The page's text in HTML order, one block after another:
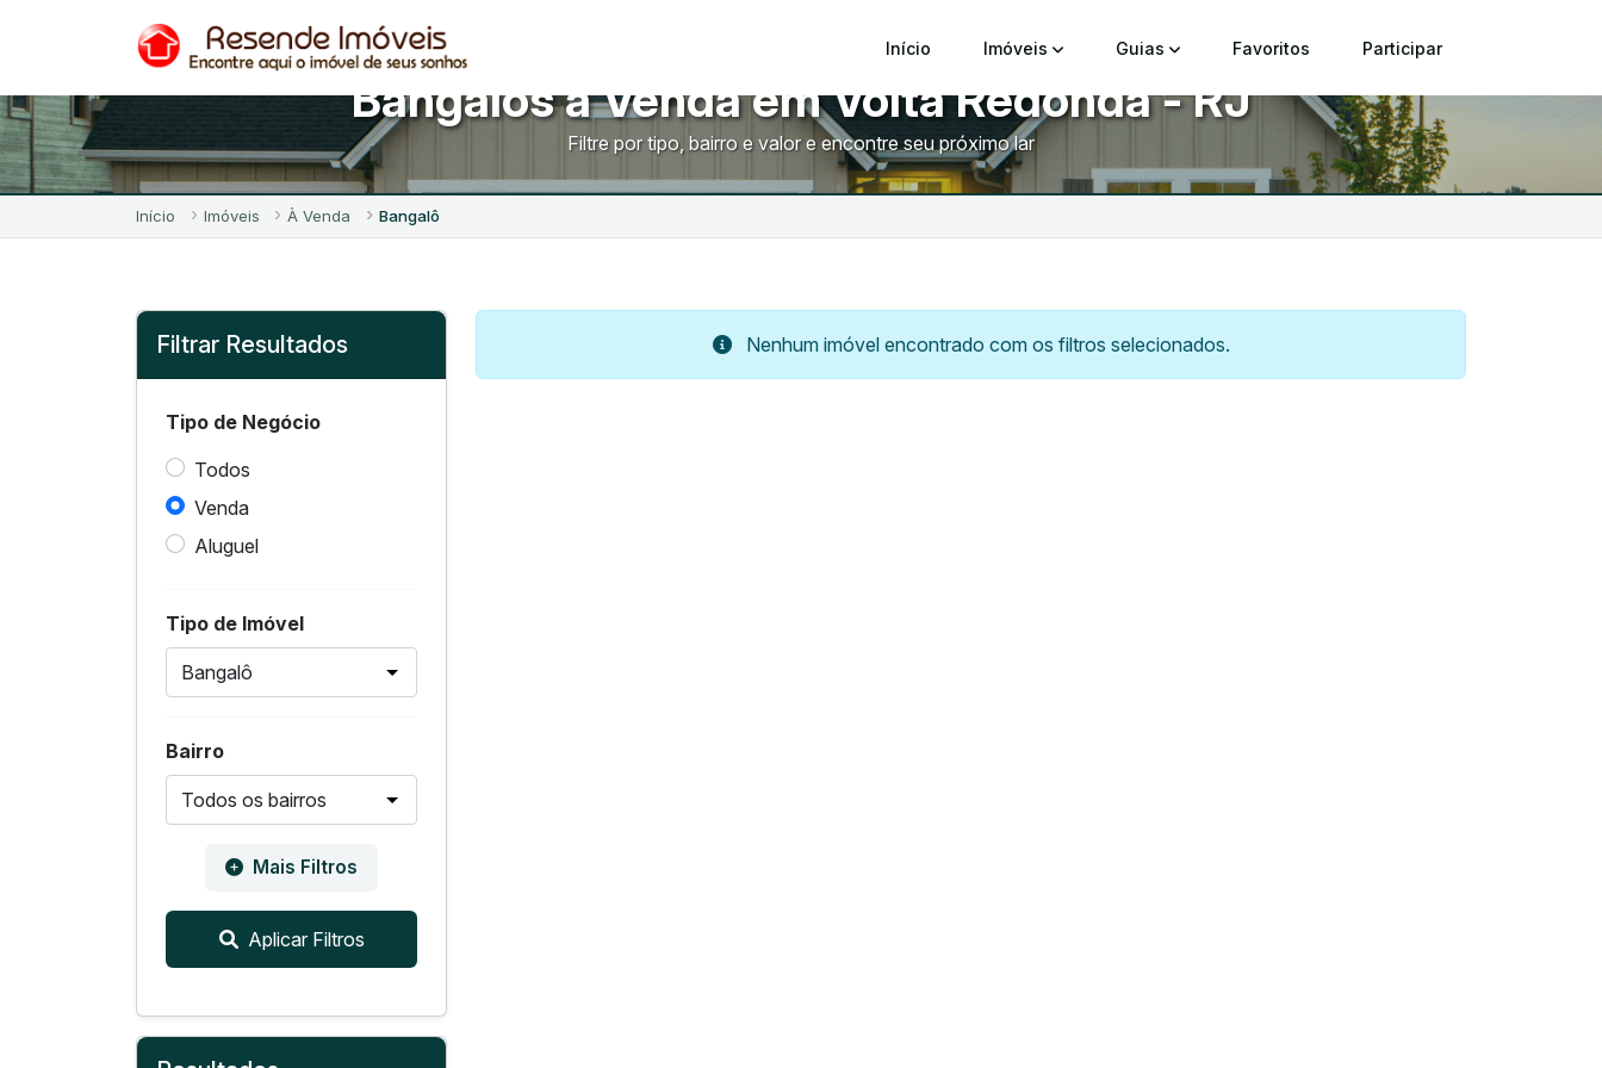
Início Imóveis Guias Favoritos Participar
Bangalôs à Venda em Volta Redonda - RJ
Filtre por tipo, bairro e valor e encontre seu próximo lar
Início Imóveis À Venda Bangalô
Filtrar Resultados
Tipo de Negócio
Todos
Venda
Aluguel
Tipo de Imóvel
Bairro
Mais Filtros
Aplicar Filtros
Nenhum imóvel encontrado com os filtros selecionados.